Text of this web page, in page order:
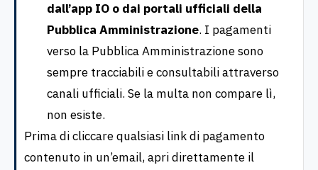
dall’app IO o dai portali ufficiali della
Pubblica Amministrazione. I pagamenti
verso la Pubblica Amministrazione sono
sempre tracciabili e consultabili attraverso
canali ufficiali. Se la multa non compare lì,
non esiste.
Prima di cliccare qualsiasi link di pagamento
contenuto in un’email, apri direttamente il